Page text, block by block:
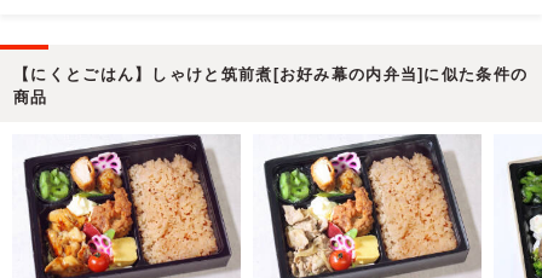
【にくとごはん】しゃけと筑前煮[お好み幕の内弁当]に似た条件の
商品